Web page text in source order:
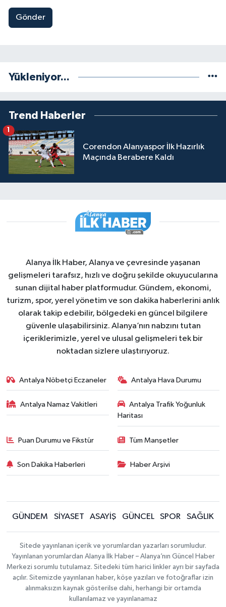
Gönder
Yükleniyor...
Trend Haberler
Corendon Alanyaspor İlk Hazırlık
Maçında Berabere Kaldı
1
Alanya İlk Haber, Alanya ve çevresinde yaşanan
gelişmeleri tarafsız, hızlı ve doğru şekilde okuyucularına
sunan dijital haber platformudur. Gündem, ekonomi,
turizm, spor, yerel yönetim ve son dakika haberlerini anlık
olarak takip edebilir, bölgedeki en güncel bilgilere
güvenle ulaşabilirsiniz. Alanya’nın nabzını tutan
içeriklerimizle, yerel ve ulusal gelişmeleri tek bir
noktadan sizlere ulaştırıyoruz.
Antalya Nöbetçi Eczaneler Antalya Hava Durumu
Antalya Namaz Vakitleri
Antalya Trafik Yoğunluk
Haritası
Puan Durumu ve Fikstür Tüm Manşetler
Son Dakika Haberleri Haber Arşivi
GÜNDEM SİYASET ASAYİŞ GÜNCEL SPOR SAĞLIK
Sitede yayınlanan içerik ve yorumlardan yazarları sorumludur.
Yayınlanan yorumlardan Alanya İlk Haber – Alanya’nın Güncel Haber
Merkezi sorumlu tutulamaz. Sitedeki tüm harici linkler ayrı bir sayfada
açılır. Sitemizde yayınlanan haber, köşe yazıları ve fotoğraflar izin
alınmaksızın kaynak gösterilse dahi, herhangi bir ortamda
kullanılamaz ve yayınlanamaz